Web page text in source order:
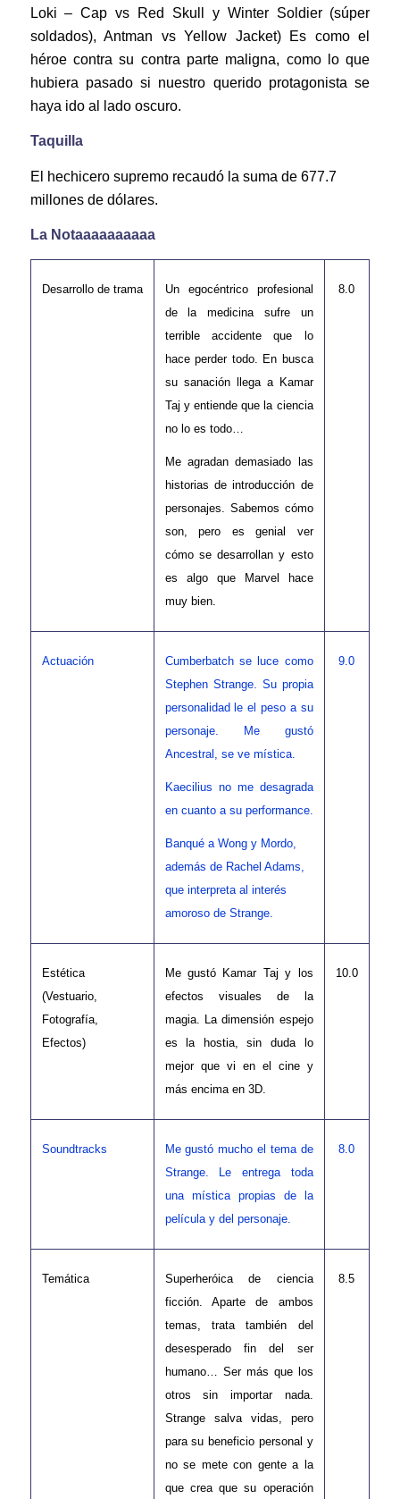
Loki – Cap vs Red Skull y Winter Soldier (súper
soldados), Antman vs Yellow Jacket) Es como el
héroe contra su contra parte maligna, como lo que
hubiera pasado si nuestro querido protagonista se
haya ido al lado oscuro.
Taquilla
El hechicero supremo recaudó la suma de 677.7
millones de dólares.
La Notaaaaaaaaaa
Desarrollo de trama
Un egocéntrico profesional
de la medicina sufre un
terrible accidente que lo
hace perder todo. En busca
su sanación llega a Kamar
Taj y entiende que la ciencia
no lo es todo…
Me agradan demasiado las
historias de introducción de
personajes. Sabemos cómo
son, pero es genial ver
cómo se desarrollan y esto
es algo que Marvel hace
muy bien.
8.0
Actuación
Cumberbatch se luce como
Stephen Strange. Su propia
personalidad le el peso a su
personaje. Me gustó
Ancestral, se ve mística.
Kaecilius no me desagrada
en cuanto a su performance.
Banqué a Wong y Mordo,
además de Rachel Adams,
que interpreta al interés
amoroso de Strange.
9.0
Estética
(Vestuario,
Fotografía,
Efectos)
Me gustó Kamar Taj y los
efectos visuales de la
magia. La dimensión espejo
es la hostia, sin duda lo
mejor que vi en el cine y
más encima en 3D.
10.0
Soundtracks
Me gustó mucho el tema de
Strange. Le entrega toda
una mística propias de la
película y del personaje.
8.0
Temática
Superheróica de ciencia
ficción. Aparte de ambos
temas, trata también del
desesperado fin del ser
humano… Ser más que los
otros sin importar nada.
Strange salva vidas, pero
para su beneficio personal y
no se mete con gente a la
que crea que su operación
8.5